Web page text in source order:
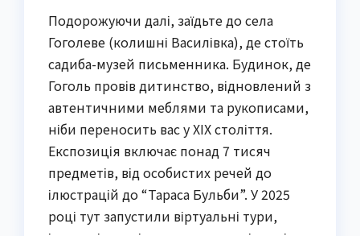
Подорожуючи далі, заїдьте до села
Гоголеве (колишні Василівка), де стоїть
садиба-музей письменника. Будинок, де
Гоголь провів дитинство, відновлений з
автентичними меблями та рукописами,
ніби переносить вас у XIX століття.
Експозиція включає понад 7 тисяч
предметів, від особистих речей до
ілюстрацій до “Тараса Бульби”. У 2025
році тут запустили віртуальні тури,